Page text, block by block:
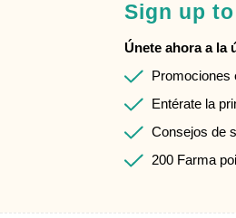
Sign up
Únete ahora a la
Promociones
Entérate la
Consejos de
200 Farma